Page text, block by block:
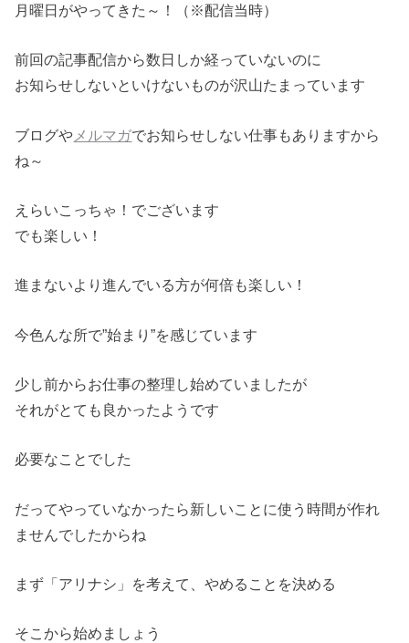
月曜日がやってきた～！（※配信当時）
前回の記事配信から数日しか経っていないのに
お知らせしないといけないものが沢山たまっています
ブログや メルマガでお知らせしない仕事もありますから
ね～
えらいこっちゃ！でございます
でも楽しい！
進まないより進んでいる方が何倍も楽しい！
今色んな所で”始まり”を感じています
少し前からお仕事の整理し始めていましたが
それがとても良かったようです
必要なことでした
だってやっていなかったら新しいことに使う時間が作れ
ませんでしたからね
まず「アリナシ」を考えて、やめることを決める
そこから始めましょう